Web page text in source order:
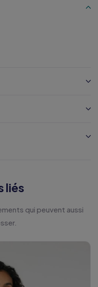
liés
qui peuvent aussi